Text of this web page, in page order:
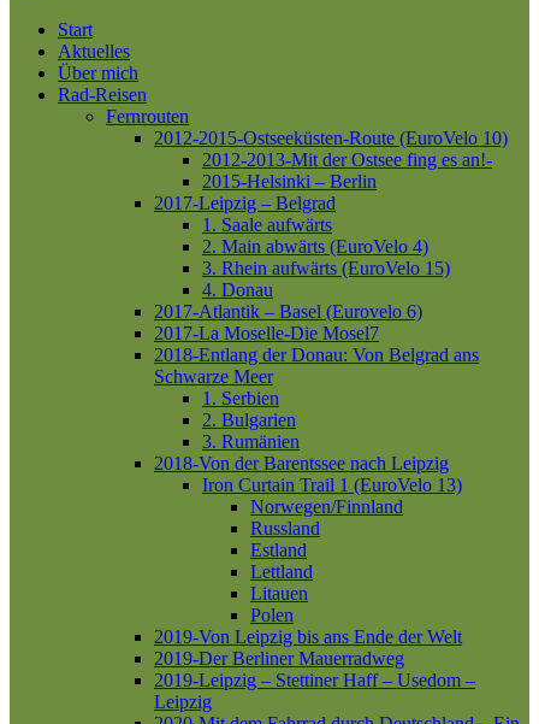
Close
Menu
Start
Aktuelles
Über mich
Rad-Reisen
Fernrouten
2012-2015-Ostseeküsten-Route (EuroVelo 10)
2012-2013-Mit der Ostsee fing es an!-
2015-Helsinki – Berlin
2017-Leipzig – Belgrad
1. Saale aufwärts
2. Main abwärts (EuroVelo 4)
3. Rhein aufwärts (EuroVelo 15)
4. Donau
2017-Atlantik – Basel (Eurovelo 6)
2017-La Moselle-Die Mosel7
2018-Entlang der Donau: Von Belgrad ans
Schwarze Meer
1. Serbien
2. Bulgarien
3. Rumänien
2018-Von der Barentssee nach Leipzig
Iron Curtain Trail 1 (EuroVelo 13)
Norwegen/Finnland
Russland
Estland
Lettland
Litauen
Polen
2019-Von Leipzig bis ans Ende der Welt
2019-Der Berliner Mauerradweg
2019-Leipzig – Stettiner Haff – Usedom –
Leipzig